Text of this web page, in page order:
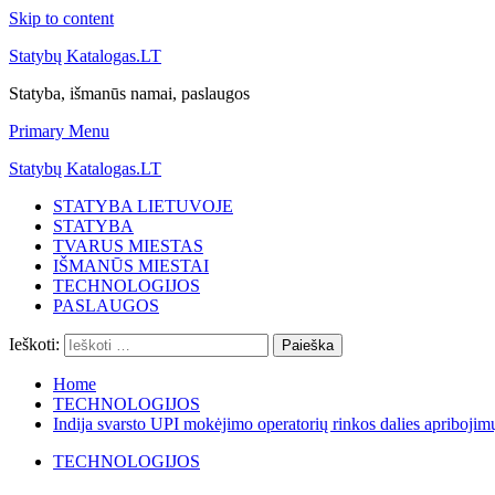
Skip to content
Statybų Katalogas.LT
Statyba, išmanūs namai, paslaugos
Primary Menu
Statybų Katalogas.LT
STATYBA LIETUVOJE
STATYBA
TVARUS MIESTAS
IŠMANŪS MIESTAI
TECHNOLOGIJOS
PASLAUGOS
Ieškoti:
Home
TECHNOLOGIJOS
Indija svarsto UPI mokėjimo operatorių rinkos dalies
TECHNOLOGIJOS